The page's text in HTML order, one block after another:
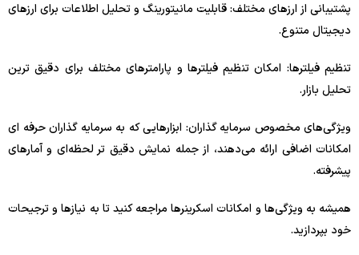
پشتیبانی از ارزهای مختلف: قابلیت مانیتورینگ و تحلیل اطلاعات برای ارزهای
دیجیتال متنوع.
تنظیم فیلترها: امکان تنظیم فیلترها و پارامترهای مختلف برای دقیق ‌ترین
تحلیل بازار.
ویژگی‌های مخصوص سرمایه‌ گذاران: ابزارهایی که به سرمایه ‌گذاران حرفه‌ ای
امکانات اضافی ارائه می‌دهند، از جمله نمایش دقیق ‌تر لحظه‌ای و آمارهای
پیشرفته.
همیشه به ویژگی‌ها و امکانات اسکرینرها مراجعه کنید تا به نیازها و ترجیحات
خود بپردازید.